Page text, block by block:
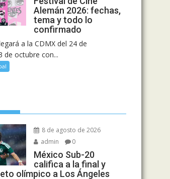
Alemán 2026: fechas,
tema y todo lo
confirmado
a la CDMX del 24 de
de octubre con...
8 de agosto de 2026
admin
0
México Sub-20
califica a la final y
olímpico a Los Ángeles